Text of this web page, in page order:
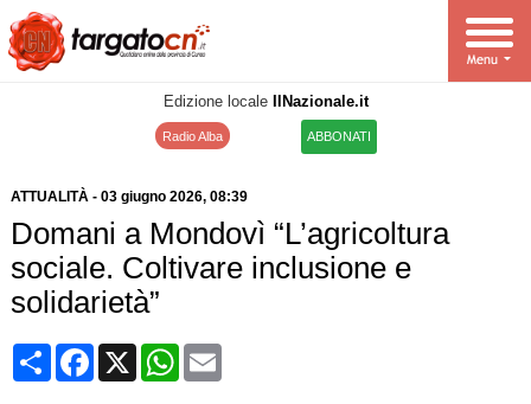
Edizione locale IlNazionale.it
Radio Alba ABBONATI
ATTUALITÀ- 03 giugno 2026, 08:39
Domani a Mondovì “L’agricoltura
sociale. Coltivare inclusione e
solidarietà”
CondividiFacebook
X WhatsApp
Email